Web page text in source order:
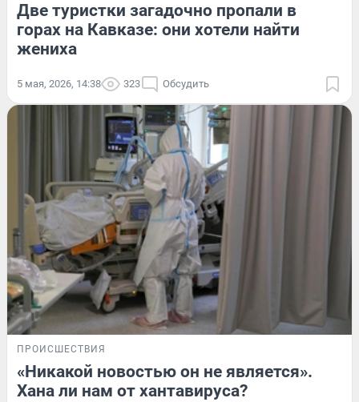
Две туристки загадочно пропали в
горах на Кавказе: они хотели найти
жениха
5 мая, 2026, 14:38 323 Обсудить
ПРОИСШЕСТВИЯ
«Никакой новостью он не является».
Хана ли нам от хантавируса?